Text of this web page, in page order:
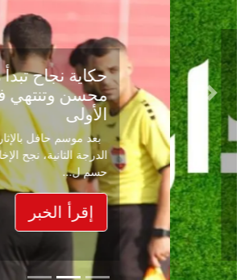
حكاية نجاح تبدأ من جبل
محسن وتنتهي في الدرجة
الأولى
بعد موسم حافل بالإثارة والصراع
الدرجة الثانية، نجح الإخاء الأهلي
حسم ل...
إقرأ الخبر
Previous